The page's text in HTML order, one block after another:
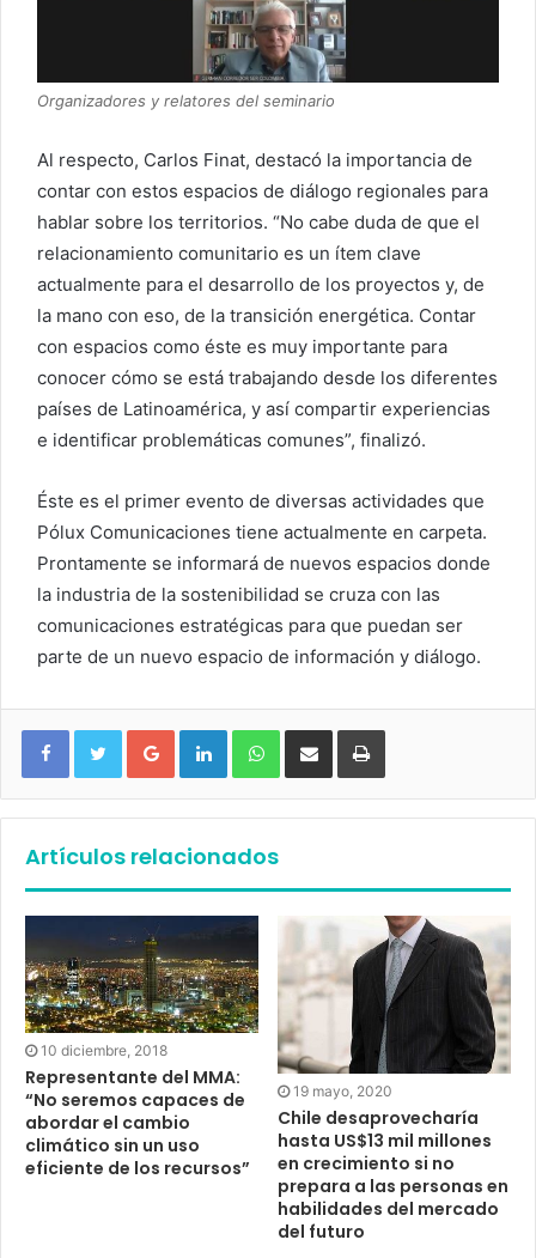
Organizadores y relatores del seminario
Al respecto, Carlos Finat, destacó la importancia de
contar con estos espacios de diálogo regionales para
hablar sobre los territorios. “No cabe duda de que el
relacionamiento comunitario es un ítem clave
actualmente para el desarrollo de los proyectos y, de
la mano con eso, de la transición energética. Contar
con espacios como éste es muy importante para
conocer cómo se está trabajando desde los diferentes
países de Latinoamérica, y así compartir experiencias
e identificar problemáticas comunes”, finalizó.
Éste es el primer evento de diversas actividades que
Pólux Comunicaciones tiene actualmente en carpeta.
Prontamente se informará de nuevos espacios donde
la industria de la sostenibilidad se cruza con las
comunicaciones estratégicas para que puedan ser
parte de un nuevo espacio de información y diálogo.
Google+ LinkedIn WhatsApp
Artículos relacionados
10 diciembre, 2018
Representante del MMA:
“No seremos capaces de
abordar el cambio
climático sin un uso
eficiente de los recursos”
19 mayo, 2020
Chile desaprovecharía
hasta US$13 mil millones
en crecimiento si no
prepara a las personas en
habilidades del mercado
del futuro